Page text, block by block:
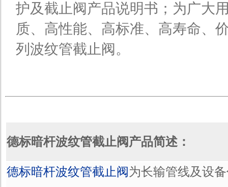
护及截止阀产品说明书；为广大
质、高性能、高标准、高寿命、
列波纹管截止阀。
德标暗杆波纹管截止阀产品简述：
德标暗杆波纹管截止阀为长输管线及设